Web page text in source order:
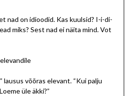
nad on idioodid. Kas kuulsid? I-i-di-
miks? Sest nad ei näita mind. Vot
lausus võõras elevant. “Kui palju
üle äkki?”